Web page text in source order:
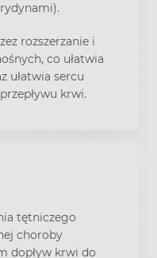
rozszerzanie i
co ułatwia
ułatwia sercu
krwi.
tętniczego
choroby
dopływ krwi do